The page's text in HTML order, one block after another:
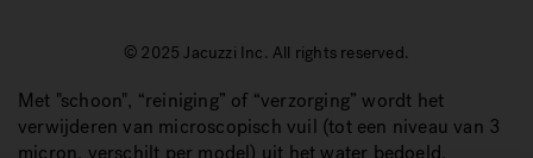
© 2025 Jacuzzi Inc. All rights reserved.
Met "schoon", “reiniging” of “verzorging” wordt het
verwijderen van microscopisch vuil (tot een niveau van 3
micron, verschilt per model) uit het water bedoeld.